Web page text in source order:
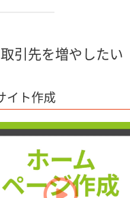
引先を増やしたい
イト作成